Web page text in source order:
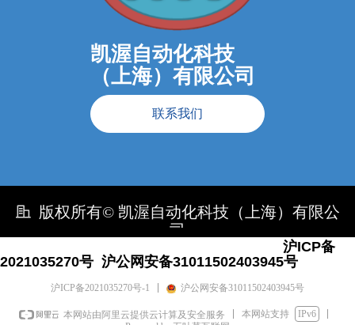
版权所有© 凯渥自动化科技（上海）有限公
司
凯渥自动化科技
（上海）有限公司
联系我们
沪ICP备
2021035270号 沪公网安备31011502403945号
沪ICP备2021035270号-1 沪公网安备31011502403945号
本网站由阿里云提供云计算及安全服务 本网站支持
IPv6